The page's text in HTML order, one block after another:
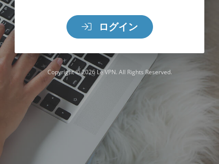
ログイン
Copyright © 2026 Le VPN. All Rights Reserved.